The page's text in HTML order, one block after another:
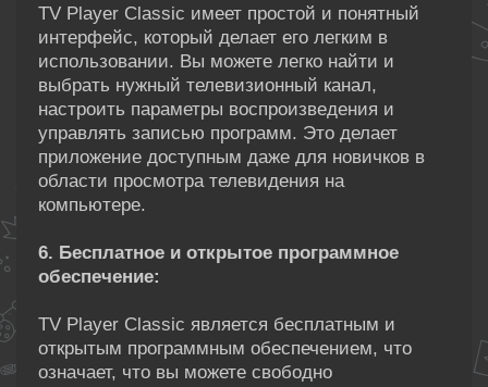
TV Player Classic имеет простой и понятный
интерфейс, который делает его легким в
использовании. Вы можете легко найти и
выбрать нужный телевизионный канал,
настроить параметры воспроизведения и
управлять записью программ. Это делает
приложение доступным даже для новичков в
области просмотра телевидения на
компьютере.
6. Бесплатное и открытое программное
обеспечение:
TV Player Classic является бесплатным и
открытым программным обеспечением, что
означает, что вы можете свободно